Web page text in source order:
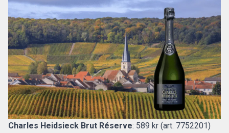
Charles Heidsieck Brut Réserve: 589 kr (art. 7752201)